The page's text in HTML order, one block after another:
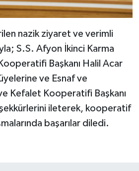
nazik ziyaret ve verimli
S.S. Afyon İkinci Karma
Başkanı Halil Acar
ve Esnaf ve
Kefalet Kooperatifi Başkanı
ileterek, kooperatif
başarılar diledi.